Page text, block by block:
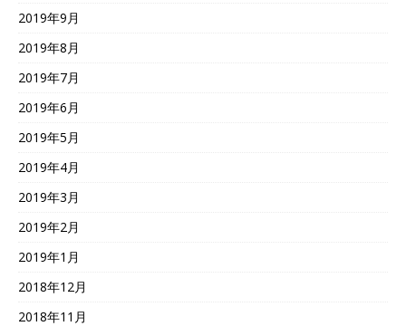
2019年9月
2019年8月
2019年7月
2019年6月
2019年5月
2019年4月
2019年3月
2019年2月
2019年1月
2018年12月
2018年11月